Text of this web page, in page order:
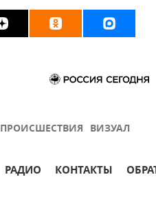
ПРОИСШЕСТВИЯ ВИЗУАЛ
РАДИО КОНТАКТЫ